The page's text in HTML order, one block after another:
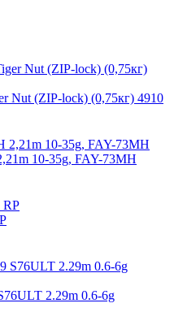
Nut (ZIP-lock) (0,75кг) 4910
10-35g, FAY-73MH
2.29m 0.6-6g